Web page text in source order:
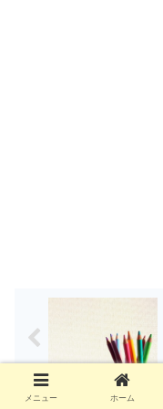
メニュー ホーム